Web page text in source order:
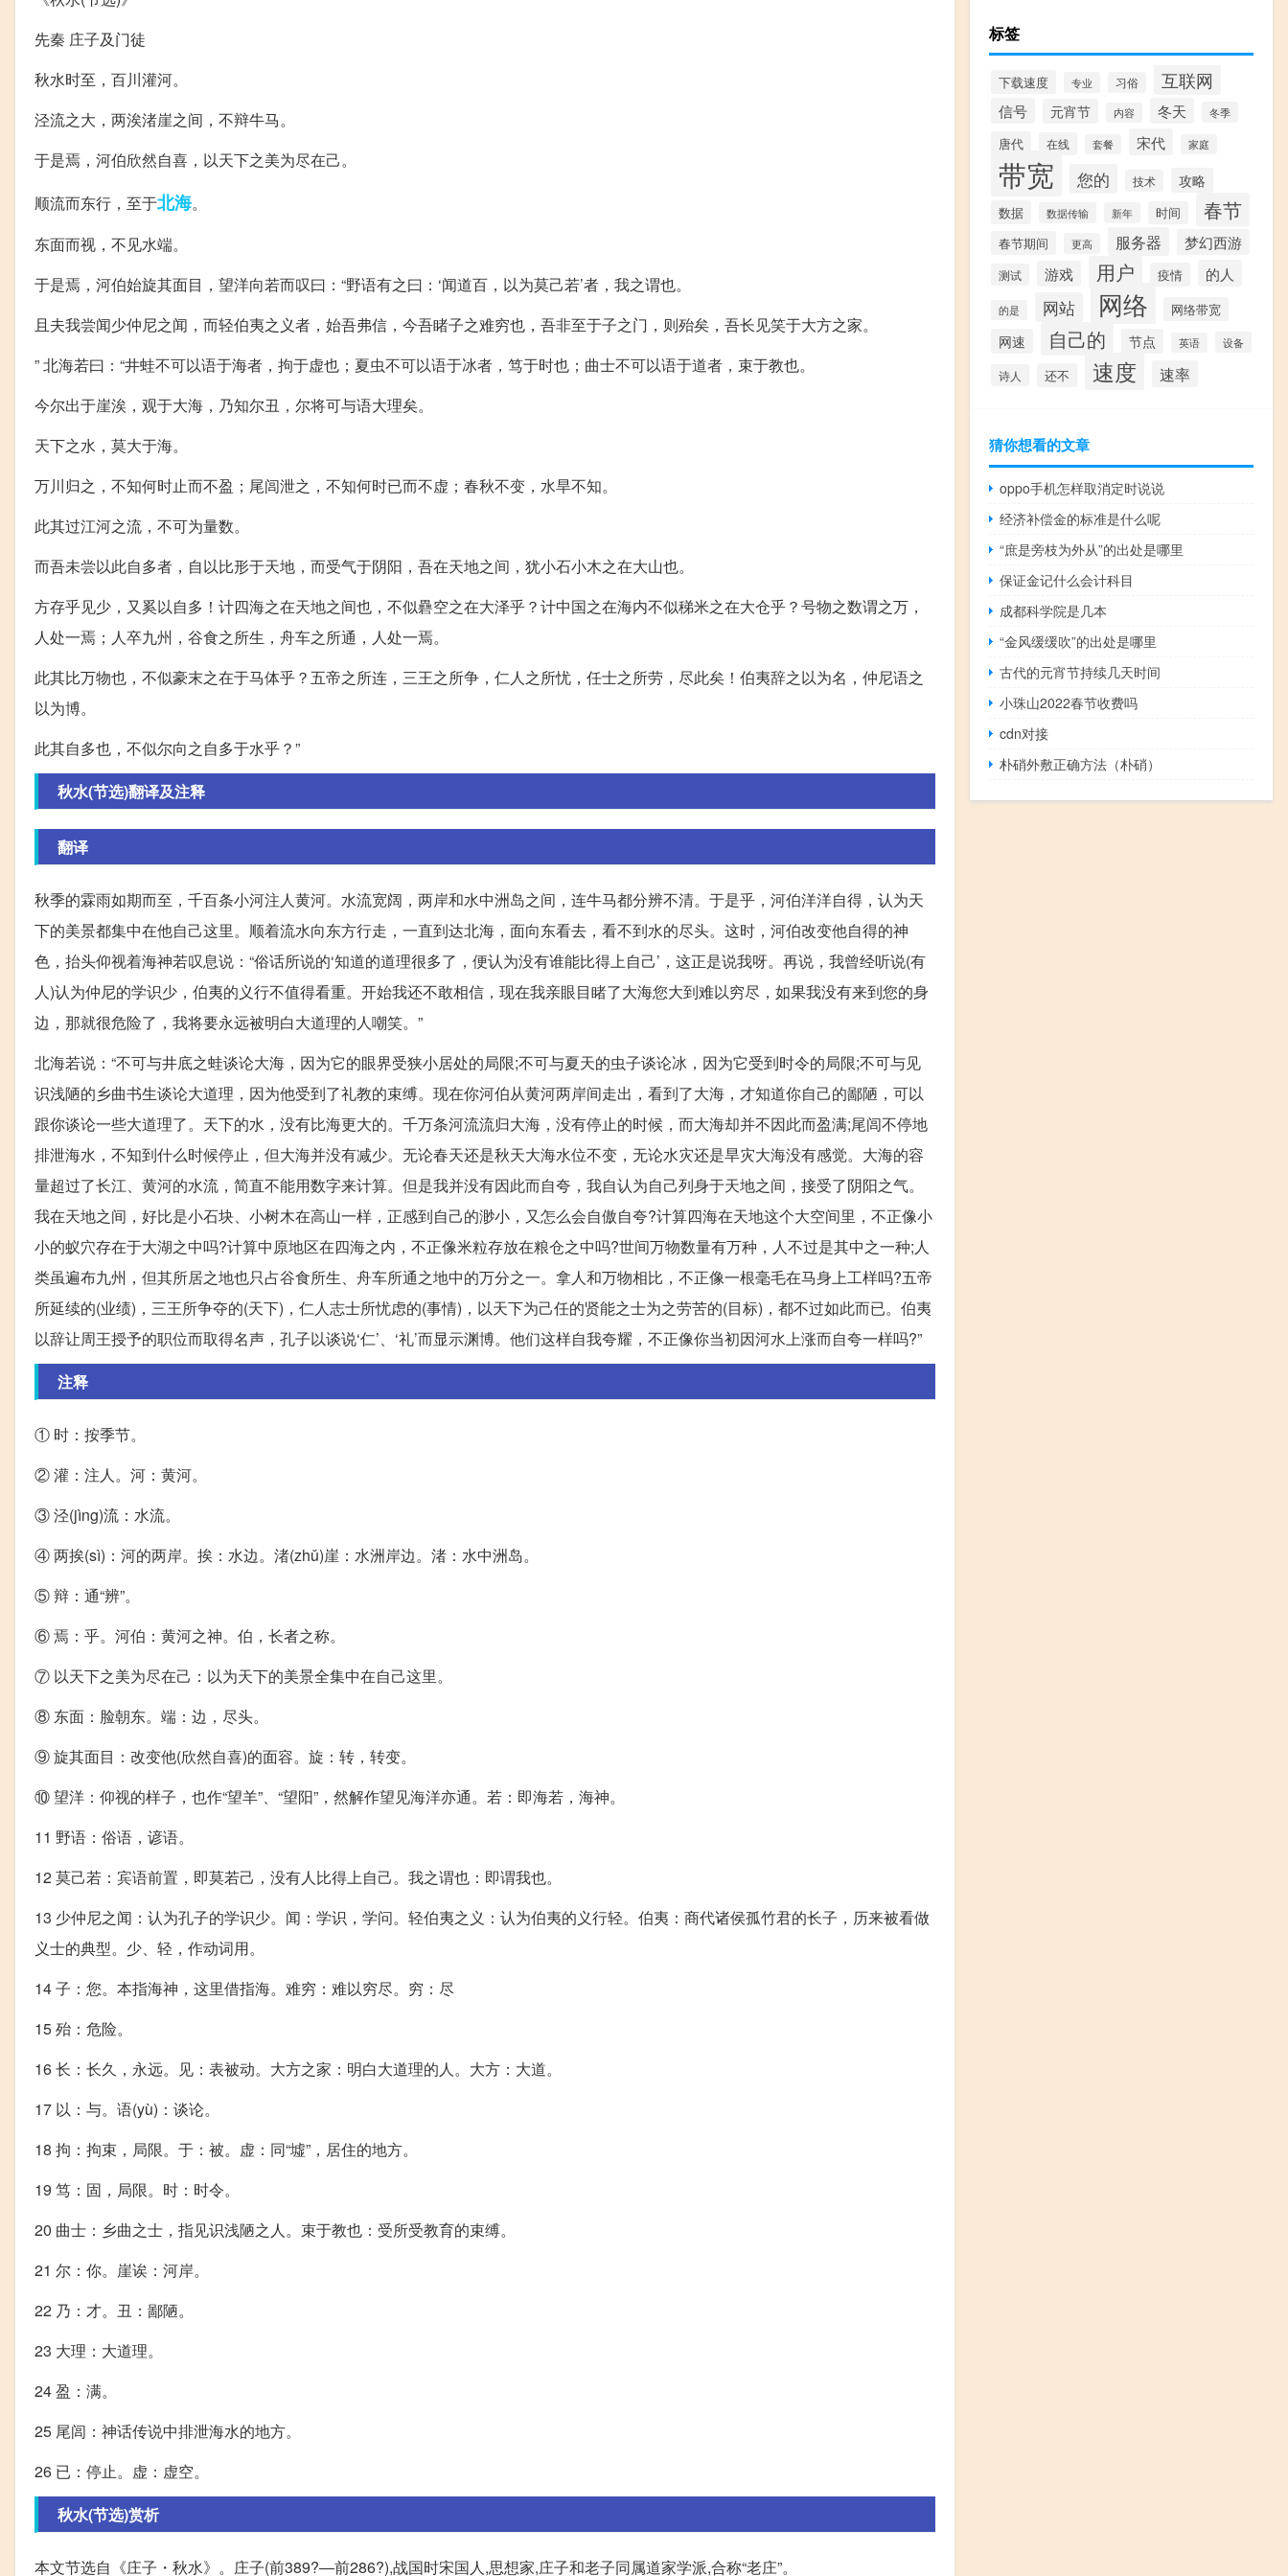
先秦 庄子及门徒
秋水时至，百川灌河。
泾流之大，两涘渚崖之间，不辩牛马。
于是焉，河伯欣然自喜，以天下之美为尽在己。
顺流而东行，至于北海。
东面而视，不见水端。
于是焉，河伯始旋其面目，望洋向若而叹曰：“野语有之曰：‘闻道百，以为莫己若’者，我之谓也。
且夫我尝闻少仲尼之闻，而轻伯夷之义者，始吾弗信，今吾睹子之难穷也，吾非至于子之门，则殆矣，吾长见笑于大方之家。
” 北海若曰：“井蛙不可以语于海者，拘于虚也；夏虫不可以语于冰者，笃于时也；曲士不可以语于道者，束于教也。
今尔出于崖涘，观于大海，乃知尔丑，尔将可与语大理矣。
天下之水，莫大于海。
万川归之，不知何时止而不盈；尾闾泄之，不知何时已而不虚；春秋不变，水旱不知。
此其过江河之流，不可为量数。
而吾未尝以此自多者，自以比形于天地，而受气于阴阳，吾在天地之间，犹小石小木之在大山也。
方存乎见少，又奚以自多！计四海之在天地之间也，不似礨空之在大泽乎？计中国之在海内不似稊米之在大仓乎？号物之数谓之万，
人处一焉；人卒九州，谷食之所生，舟车之所通，人处一焉。
此其比万物也，不似豪末之在于马体乎？五帝之所连，三王之所争，仁人之所忧，任士之所劳，尽此矣！伯夷辞之以为名，仲尼语之
以为博。
此其自多也，不似尔向之自多于水乎？”
秋​水​(节​选)翻译及注释
翻译
秋季的霖雨如期而至，千百条小河注人黄河。水流宽阔，两岸和水中洲岛之间，连牛马都分辨不清。于是乎，河伯洋洋自得，认为天
下的美景都集中在他自己这里。顺着流水向东方行走，一直到达北海，面向东看去，看不到水的尽头。这时，河伯改变他自得的神
色，抬头仰视着海神若叹息说：“俗话所说的‘知道的道理很多了，便认为没有谁能比得上自己’，这正是说我呀。再说，我曾经听说(有
人)认为仲尼的学识少，伯夷的义行不值得看重。开始我还不敢相信，现在我亲眼目睹了大海您大到难以穷尽，如果我没有来到您的身
边，那就很危险了，我将要永远被明白大道理的人嘲笑。”
北海若说：“不可与井底之蛙谈论大海，因为它的眼界受狭小居处的局限;不可与夏天的虫子谈论冰，因为它受到时令的局限;不可与见
识浅陋的乡曲书生谈论大道理，因为他受到了礼教的束缚。现在你河伯从黄河两岸间走出，看到了大海，才知道你自己的鄙陋，可以
跟你谈论一些大道理了。天下的水，没有比海更大的。千万条河流流归大海，没有停止的时候，而大海却并不因此而盈满;尾闾不停地
排泄海水，不知到什么时候停止，但大海并没有减少。无论春天还是秋天大海水位不变，无论水灾还是旱灾大海没有感觉。大海的容
量超过了长江、黄河的水流，简直不能用数字来计算。但是我并没有因此而自夸，我自认为自己列身于天地之间，接受了阴阳之气。
我在天地之间，好比是小石块、小树木在高山一样，正感到自己的渺小，又怎么会自傲自夸?计算四海在天地这个大空间里，不正像小
小的蚁穴存在于大湖之中吗?计算中原地区在四海之内，不正像米粒存放在粮仓之中吗?世间万物数量有万种，人不过是其中之一种;人
类虽遍布九州，但其所居之地也只占谷食所生、舟车所通之地中的万分之一。拿人和万物相比，不正像一根毫毛在马身上工样吗?五帝
所延续的(业绩)，三王所争夺的(天下)，仁人志士所忧虑的(事情)，以天下为己任的贤能之士为之劳苦的(目标)，都不过如此而已。伯夷
以辞让周王授予的职位而取得名声，孔子以谈说‘仁’、‘礼’而显示渊博。他们这样自我夸耀，不正像你当初因河水上涨而自夸一样吗?”
注释
① 时：按季节。
② 灌：注人。河：黄河。
③ 泾(jìng)流：水流。
④ 两挨(sì)：河的两岸。挨：水边。渚(zhǔ)崖：水洲岸边。渚：水中洲岛。
⑤ 辩：通“辨”。
⑥ 焉：乎。河伯：黄河之神。伯，长者之称。
⑦ 以天下之美为尽在己：以为天下的美景全集中在自己这里。
⑧ 东面：脸朝东。端：边，尽头。
⑨ 旋其面目：改变他(欣然自喜)的面容。旋：转，转变。
⑩ 望洋：仰视的样子，也作“望羊”、“望阳”，然解作望见海洋亦通。若：即海若，海神。
11 野语：俗语，谚语。
12 莫己若：宾语前置，即莫若己，没有人比得上自己。我之谓也：即谓我也。
13 少仲尼之闻：认为孔子的学识少。闻：学识，学问。轻伯夷之义：认为伯夷的义行轻。伯夷：商代诸侯孤竹君的长子，历来被看做
义士的典型。少、轻，作动词用。
14 子：您。本指海神，这里借指海。难穷：难以穷尽。穷：尽
15 殆：危险。
16 长：长久，永远。见：表被动。大方之家：明白大道理的人。大方：大道。
17 以：与。语(yù)：谈论。
18 拘：拘束，局限。于：被。虚：同“墟”，居住的地方。
19 笃：固，局限。时：时令。
20 曲士：乡曲之士，指见识浅陋之人。束于教也：受所受教育的束缚。
21 尔：你。崖诶：河岸。
22 乃：才。丑：鄙陋。
23 大理：大道理。
24 盈：满。
25 尾闾：神话传说中排泄海水的地方。
26 已：停止。虚：虚空。
秋​水​(节​选)赏析
本文节选自《庄子・秋水》。庄子(前389?―前286?),战国时宋国人,思想家,庄子和老子同属道家学派,合称“老庄”。
标签
下载速度 专业 习俗 互联网
信号 元宵节 内容 冬天 冬季
唐代 在线 套餐 宋代 家庭
带宽 您的 技术 攻略
数据 数据传输 新年 时间 春节
春节期间 更高 服务器 梦幻西游
测试 游戏 用户 疫情 的人
的是 网站 网络 网络带宽
网速 自己的 节点 英语 设备
诗人 还不 速度 速率
猜你想看的文章
oppo手机怎样取消定时说说
经济补偿金的标准是什么呢
“庶是旁枝为外从”的出处是哪里
保证金记什么会计科目
成都科学院是几本
“金风缓缓吹”的出处是哪里
古代的元宵节持续几天时间
小珠山2022春节收费吗
cdn对接
朴硝外敷正确方法（朴硝）